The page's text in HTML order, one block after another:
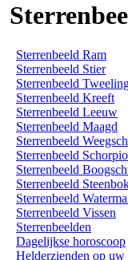
Sterrenbeeld Ram
Sterrenbeeld Stier
Sterrenbeeld
Sterrenbeeld Kreeft
Sterrenbeeld Leeuw
Sterrenbeeld Maagd
Sterrenbeeld
Sterrenbeeld
Sterrenbeeld
Sterrenbeeld
Sterrenbeeld
Sterrenbeeld Vissen
Sterrenbeelden
Dagelijkse horoscoop
Helderzienden op uw